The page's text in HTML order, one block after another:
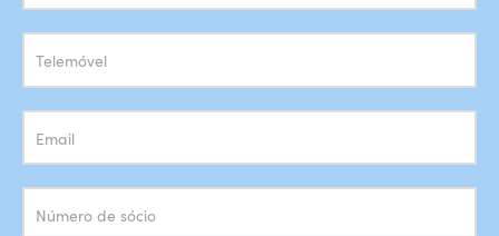
Newsletter